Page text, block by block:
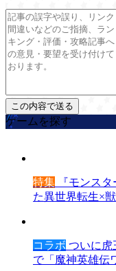
ゲームを探す
特集 『モンス
た異世界転生×
コラボ ついに虎
で「魔神英雄伝